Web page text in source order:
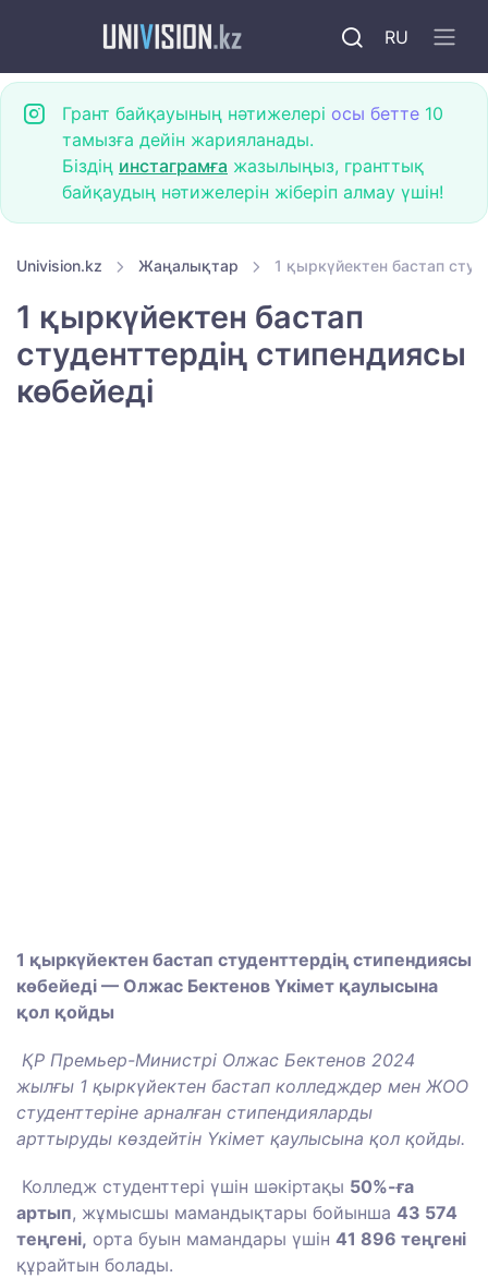
RU
Грант байқауының нәтижелері осы бетте 10
тамызға дейін жарияланады.
Біздің инстаграмға жазылыңыз, гранттық
байқаудың нәтижелерін жіберіп алмау үшін!
Univision.kz Жаңалықтар 1 қыркүйектен бастап
1 қыркүйектен бастап
студенттердің стипендиясы
көбейеді
1 қыркүйектен бастап студенттердің стипендиясы
көбейеді — Олжас Бектенов Үкімет қаулысына
қол қойды
ҚР Премьер-Министрі Олжас Бектенов 2024
жылғы 1 қыркүйектен бастап колледждер мен ЖОО
студенттеріне арналған стипендияларды
арттыруды көздейтін Үкімет қаулысына қол қойды.
Колледж студенттері үшін шәкіртақы 50%-ға
артып, жұмысшы мамандықтары бойынша 43 574
теңгені, орта буын мамандары үшін 41 896 теңгені
құрайтын болады.